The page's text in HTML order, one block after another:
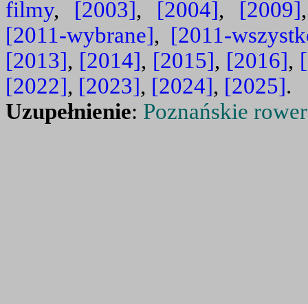
filmy, [2003], [2004], [2009]
[2011-wybrane], [2011-
[2013], [2014], [2015], [2016],
[2022], [2023], [2024], [2025].
Uzupełnienie: Poznańskie